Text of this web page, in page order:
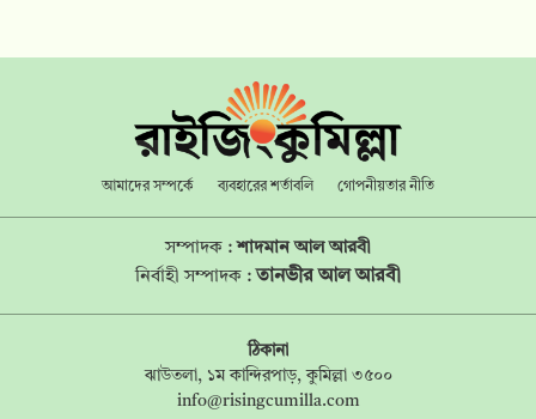
আমাদের সম্পর্কে ব্যবহারের শর্তাবলি গোপনীয়তার নীতি
সম্পাদক :শাদমান আল আরবী
নির্বাহী সম্পাদক : তানভীর আল আরবী
ঠিকানা
ঝাউতলা, ১ম কান্দিরপাড়, কুমিল্লা ৩৫০০
info@risingcumilla.com